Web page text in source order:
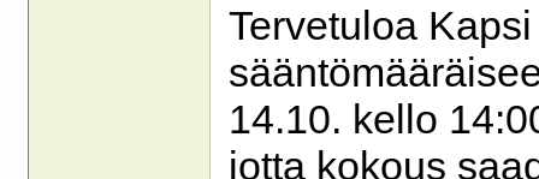
Tervetuloa
14.10. kello
jotta kokous